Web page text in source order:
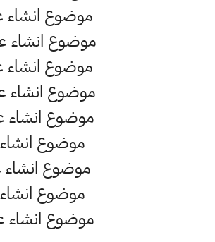
موضوع انشاء
موضوع انشاء
موضوع انشاء
موضوع
موضوع
موضوع
موضوع انشاء
موضوع
موضوع